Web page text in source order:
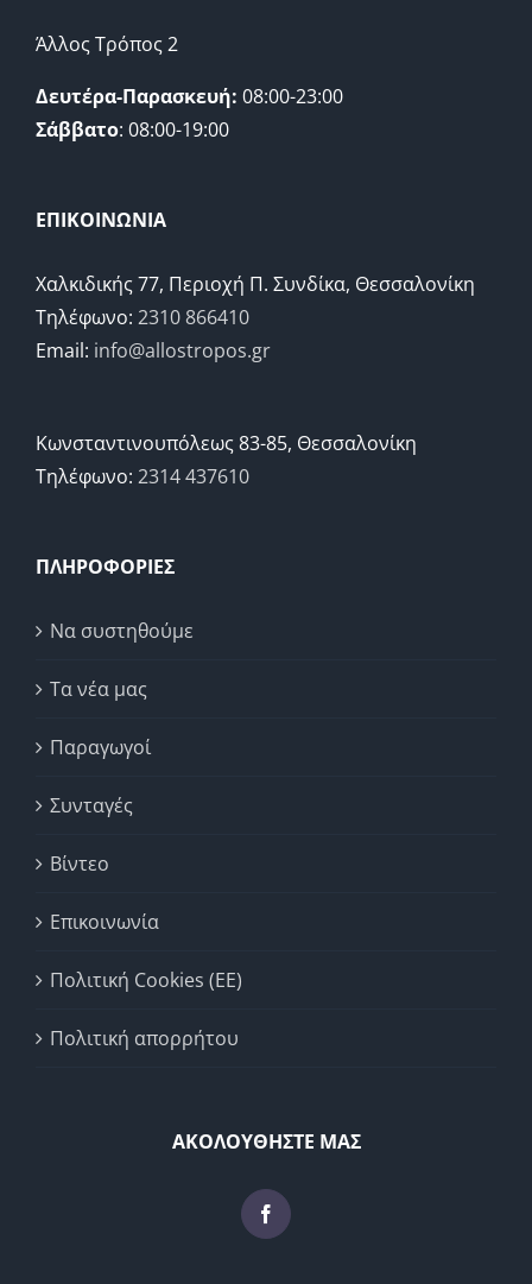
Άλλος Τρόπος 2
Δευτέρα-Παρασκευή: 08:00-23:00
Σάββατο: 08:00-19:00
ΕΠΙΚΟΙΝΩΝΙΑ
Χαλκιδικής 77, Περιοχή Π. Συνδίκα, Θεσσαλονίκη
Τηλέφωνο: 2310 866410
Email: info@allostropos.gr
Κωνσταντινουπόλεως 83-85, Θεσσαλονίκη
Τηλέφωνο: 2314 437610
ΠΛΗΡΟΦΟΡΙΕΣ
Να συστηθούμε
Τα νέα μας
Παραγωγοί
Συνταγές
Βίντεο
Επικοινωνία
Πολιτική Cookies (ΕΕ)
Πολιτική απορρήτου
ΑΚΟΛΟΥΘΗΣΤΕ ΜΑΣ